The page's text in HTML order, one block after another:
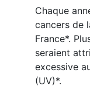
Chaque
cancers de
France*.
seraient
excessive
(UV)*.